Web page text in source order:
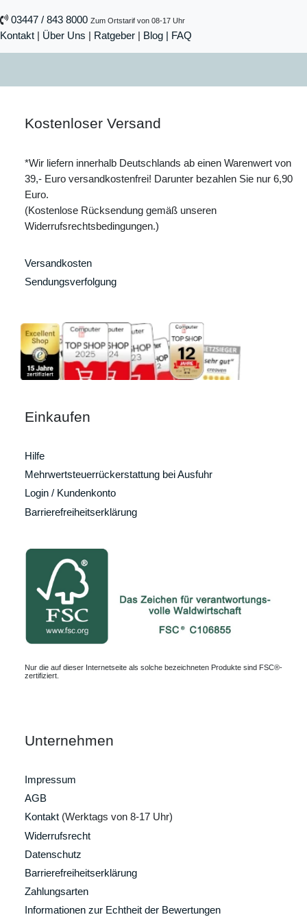
03447 / 843 8000 Zum Ortstarif von 08-17 Uhr
Kontakt | Über Uns | Ratgeber | Blog | FAQ
Kostenloser Versand
*Wir liefern innerhalb Deutschlands ab einen Warenwert von
39,- Euro versandkostenfrei! Darunter bezahlen Sie nur 6,90
Euro.
(Kostenlose Rücksendung gemäß unseren
Widerrufsrechtsbedingungen.)
Versandkosten
Sendungsverfolgung
Einkaufen
Hilfe
Mehrwertsteuerrückerstattung bei Ausfuhr
Login / Kundenkonto
Barrierefreiheitserklärung
Nur die auf dieser Internetseite als solche bezeichneten Produkte sind FSC®-
zertifiziert.
Unternehmen
Impressum
AGB
Kontakt (Werktags von 8-17 Uhr)
Widerrufsrecht
Datenschutz
Barrierefreiheitserklärung
Zahlungsarten
Informationen zur Echtheit der Bewertungen